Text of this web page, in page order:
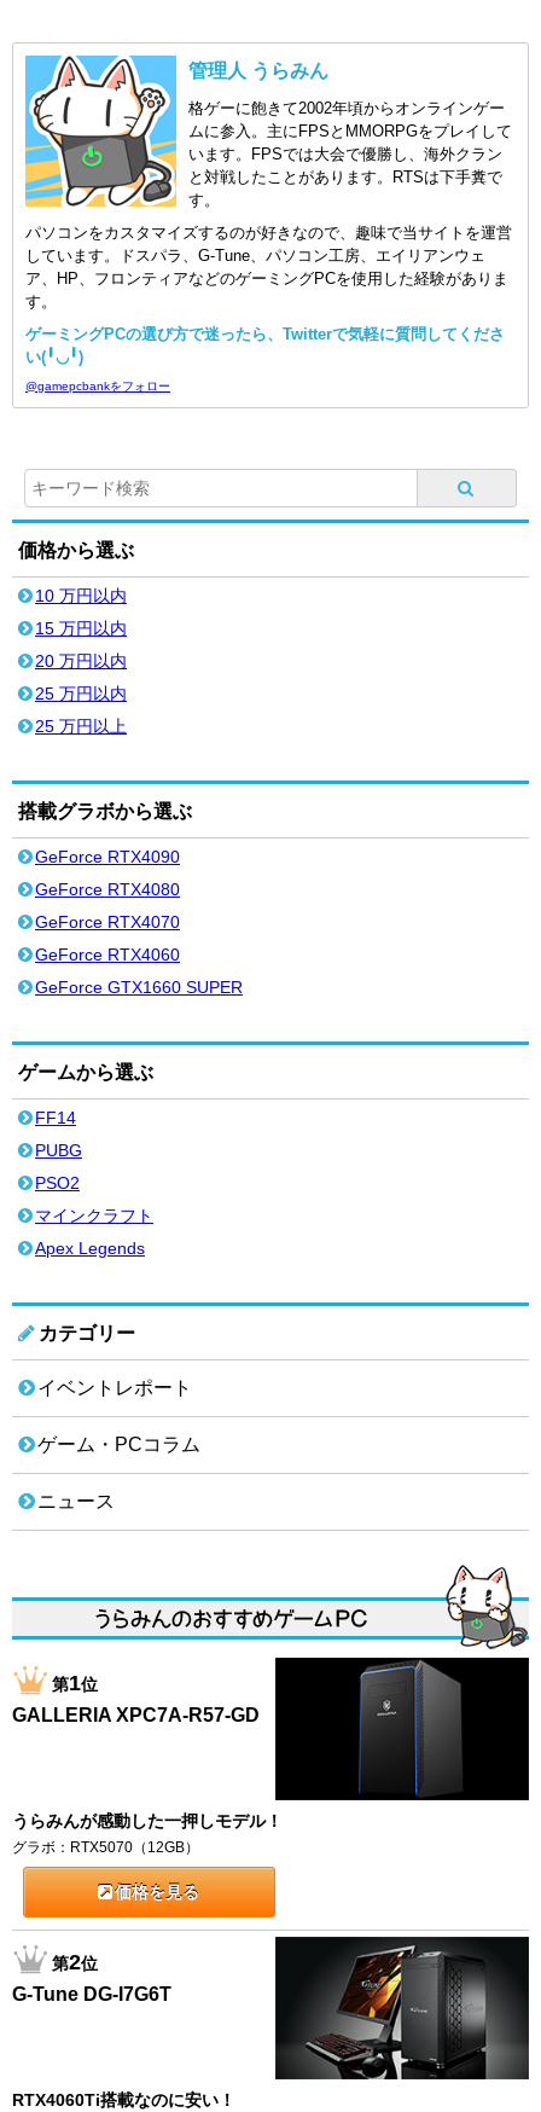
管理人 うらみん
格ゲーに飽きて2002年頃からオンラインゲー
ムに参入。主にFPSとMMORPGをプレイして
います。FPSでは大会で優勝し、海外クラン
と対戦したことがあります。RTSは下手糞で
す。
パソコンをカスタマイズするのが好きなので、趣味で当サイトを運営
しています。ドスパラ、G-Tune、パソコン工房、エイリアンウェ
ア、HP、フロンティアなどのゲーミングPCを使用した経験がありま
す。
ゲーミングPCの選び方で迷ったら、Twitterで気軽に質問してくださ
い(╹◡╹)
@gamepcbankをフォロー
カテゴリー
イベントレポート
ゲーム・PCコラム
ニュース
価格から選ぶ
10 万円以内
15 万円以内
20 万円以内
25 万円以内
25 万円以上
搭載グラボから選ぶ
GeForce RTX4090
GeForce RTX4080
GeForce RTX4070
GeForce RTX4060
GeForce GTX1660 SUPER
ゲームから選ぶ
FF14
PUBG
PSO2
マインクラフト
Apex Legends
第1位
GALLERIA XPC7A-R57-GD
うらみんが感動した一押しモデル！
グラボ：RTX5070（12GB）
価格を見る
第2位
G-Tune DG-I7G6T
RTX4060Ti搭載なのに安い！